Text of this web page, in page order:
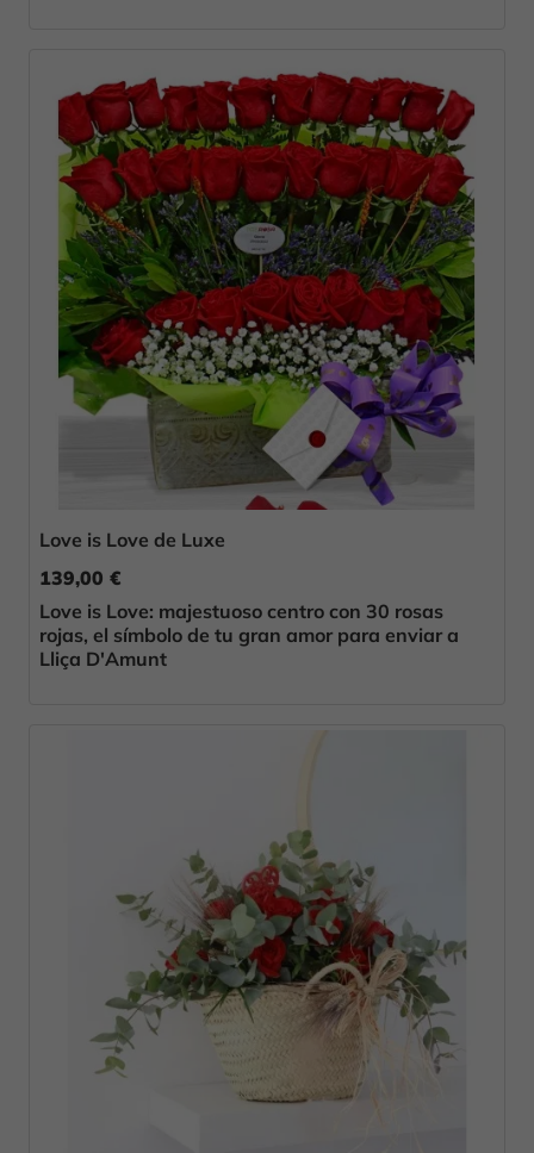
Love is Love de Luxe
139,00 €
Love is Love: majestuoso centro con 30 rosas
rojas, el símbolo de tu gran amor para enviar a
Lliça D'Amunt